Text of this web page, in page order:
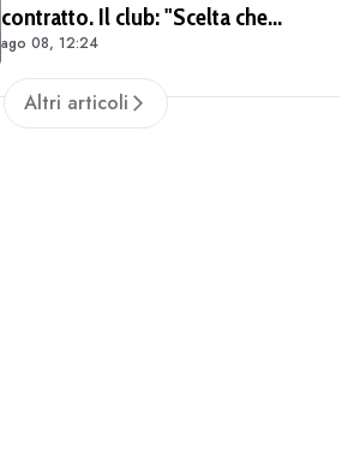
contratto. Il club: "Scelta che
testimonia condivisione della
visione sportiva e dei valori del
progetto romanista"
ago 08, 12:24
Altri articoli